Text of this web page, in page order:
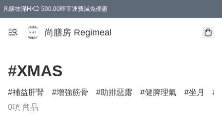
凡購物滿HKD 500.00即享運費減免優惠
尚膳房 Regimeal
#XMAS
補益肝腎 增強筋骨 助排惡露 健脾理氣 坐月
0項 商品